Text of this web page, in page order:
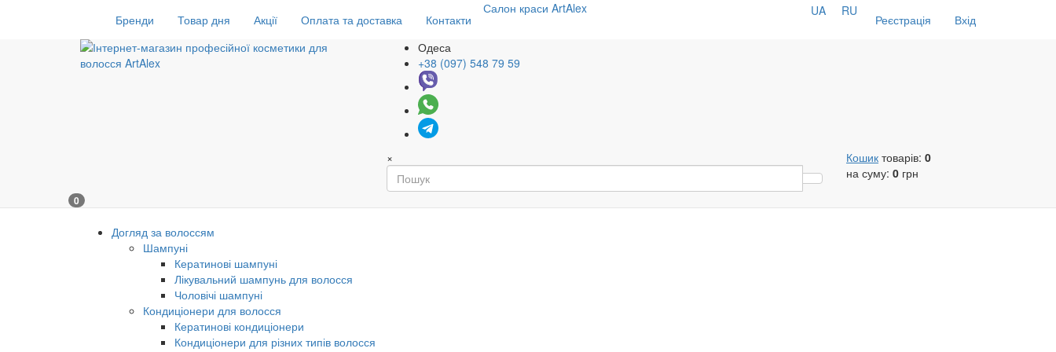
Бренди Товар дня Акції Оплата та доставка Контакти
Салон краси ArtAlex
Реєстрація Вхід
UA RU
Одеса
+38 (097) 548 79 59
× Кошик товарів: 0
на суму: 0 грн
0
Догляд за волоссям
Шампуні
Кератинові шампуні
Лікувальний шампунь для волосся
Чоловічі шампуні
Кондиціонери для волосся
Кератинові кондиціонери
Кондиціонери для різних типів волосся